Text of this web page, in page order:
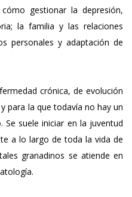
gestionar la depresión,
la familia y las relaciones
personales y adaptación de
crónica, de evolución
para la que todavía no hay un
suele iniciar en la juventud
a lo largo de toda la vida de
granadinos se atiende en